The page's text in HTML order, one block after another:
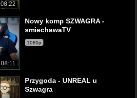
08:22
08:11
Nowy komp SZWAGRA -
smiechawaTV
1080p
Przygoda - UNREAL u
Szwagra